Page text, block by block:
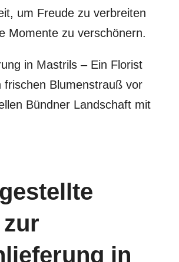
um Freude zu verbreiten
Momente zu verschönern.
in